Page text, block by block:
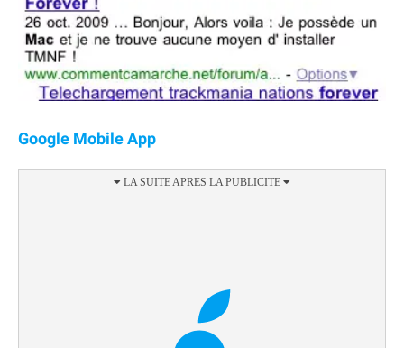
Google Mobile App